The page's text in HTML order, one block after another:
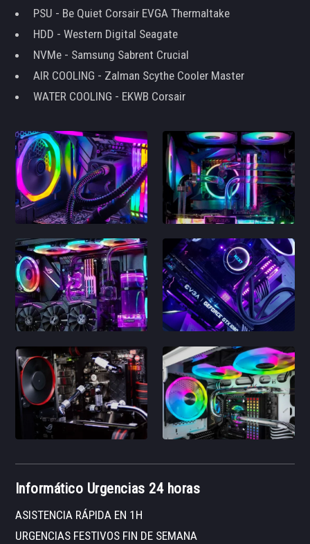
PSU - Be Quiet Corsair EVGA Thermaltake
HDD - Western Digital Seagate
NVMe - Samsung Sabrent Crucial
AIR COOLING - Zalman Scythe Cooler Master
WATER COOLING - EKWB Corsair
Informático Urgencias 24 horas
ASISTENCIA RÁPIDA EN 1H
URGENCIAS FESTIVOS FIN DE SEMANA